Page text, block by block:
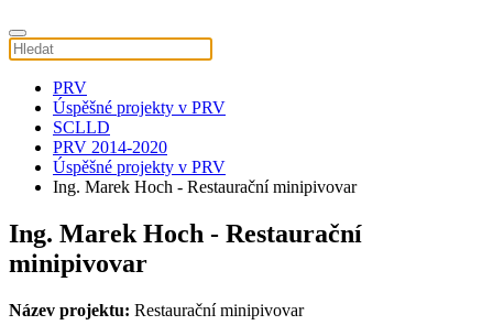
PRV
Úspěšné projekty v PRV
SCLLD
PRV 2014-2020
Úspěšné projekty v PRV
Ing. Marek Hoch - Restaurační minipivovar
Ing. Marek Hoch - Restaurační
minipivovar
Název projektu: Restaurační minipivovar